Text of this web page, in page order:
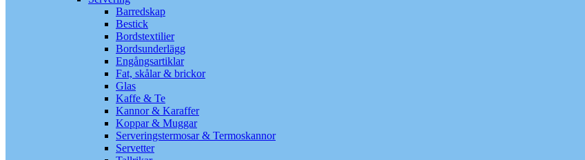
Barredskap
Bestick
Bordstextilier
Bordsunderlägg
Engångsartiklar
Fat, skålar & brickor
Glas
Kaffe & Te
Kannor & Karaffer
Koppar & Muggar
Serveringstermosar & Termoskannor
Servetter